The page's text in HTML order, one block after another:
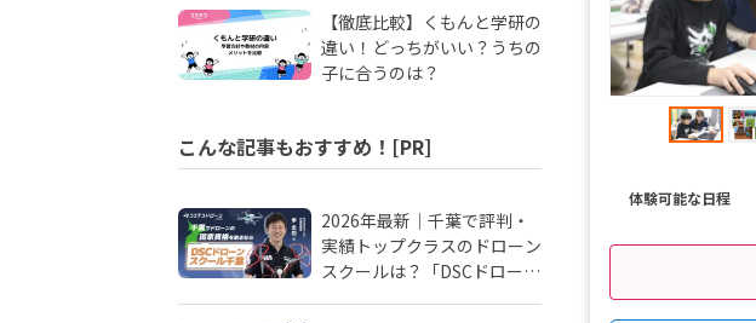
【徹底比較】くもんと学研の
違い！どっちがいい？うちの
子に合うのは？
こんな記事もおすすめ！[PR]
2026年最新｜千葉で評判・
実績トップクラスのドローン
スクールは？「DSCドローン
体験可能な日程